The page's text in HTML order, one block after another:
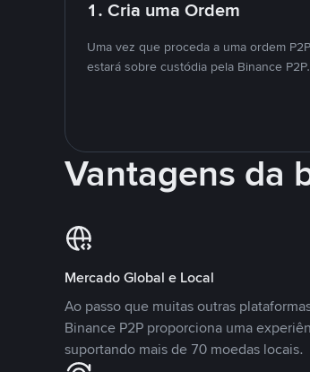
1. Cria uma Ordem
Uma vez que proceda a uma ordem
estará sobre custódia pela Binance P2P.
Vantagens da
Mercado Global e Local
Ao passo que muitas outras
Binance P2P proporciona uma
suportando mais de 70 moedas locais.